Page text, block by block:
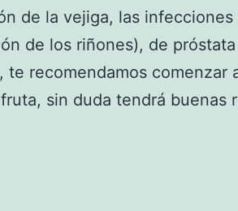
de la vejiga, las
de los riñones), de
te recomendamos comenzar
sin duda tendrá buenas